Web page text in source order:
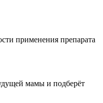
применения препарата
мамы и подберёт